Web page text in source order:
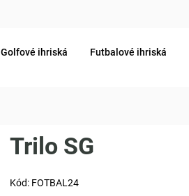
Golfové ihriská Futbalové ihriská
Trilo SG
Kód: FOTBAL24